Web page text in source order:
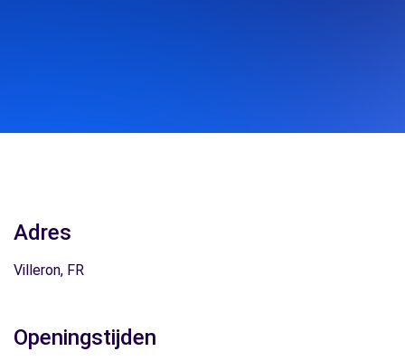
Adres
Villeron, FR
Openingstijden